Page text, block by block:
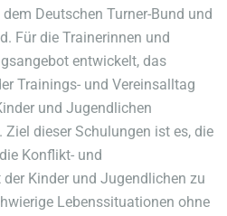
Deutschen Turner-Bund und
Für die Trainerinnen und
entwickelt, das
Trainings- und Vereinsalltag
und Jugendlichen
dieser Schulungen ist es, die
Konflikt- und
Kinder und Jugendlichen zu
Lebenssituationen ohne